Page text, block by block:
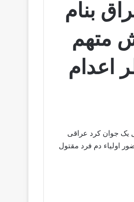
بنام
2 سال پیش متهم
اعدام
یک جوان کرد عراقی
عدم حضور اولیاء دم فرد مقتول